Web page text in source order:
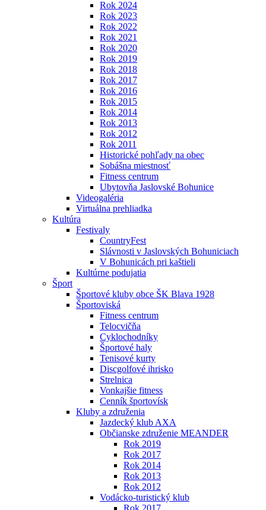
Rok 2024
Rok 2023
Rok 2022
Rok 2021
Rok 2020
Rok 2019
Rok 2018
Rok 2017
Rok 2016
Rok 2015
Rok 2014
Rok 2013
Rok 2012
Rok 2011
Historické pohľady na obec
Sobášna miestnosť
Fitness centrum
Ubytovňa Jaslovské Bohunice
Videogaléria
Virtuálna prehliadka
Kultúra
Festivaly
CountryFest
Slávnosti v Jaslovských Bohuniciach
V Bohunicách pri kaštieli
Kultúrne podujatia
Šport
Športové kluby obce ŠK Blava 1928
Športoviská
Fitness centrum
Telocvičňa
Cyklochodníky
Športové haly
Tenisové kurty
Discgolfové ihrisko
Strelnica
Vonkajšie fitness
Cenník športovísk
Kluby a združenia
Jazdecký klub AXA
Občianske združenie MEANDER
Rok 2019
Rok 2017
Rok 2014
Rok 2013
Rok 2012
Vodácko-turistický klub
Rok 2017